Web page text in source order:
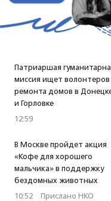
Патриаршая
миссия ищет волонтеров
ремонта домов в
и Горловке
12:59
В Москве пройдет акция
«Кофе для хорошего
мальчика» в поддержку
бездомных животных
10:52 · Прислано НКО